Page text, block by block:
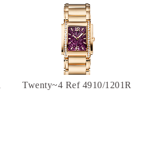
Twenty~4 Ref 4910/1201R